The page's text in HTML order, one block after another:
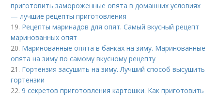
приготовить замороженные опята в домашних условиях
— лучшие рецепты приготовления
19. Рецепты маринадов для опят. Самый вкусный рецепт
маринованных опят
20. Маринованные опята в банках на зиму. Маринованные
опята на зиму по самому вкусному рецепту
21. Гортензия засушить на зиму. Лучший способ высушить
гортензии
22.9 секретов приготовления картошки. Как приготовить